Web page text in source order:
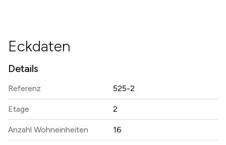
Eckdaten
Details
Referenz 525-2
Etage 2
Anzahl Wohneinheiten 16